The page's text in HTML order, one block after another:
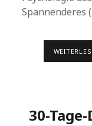
Spannenderes
30-